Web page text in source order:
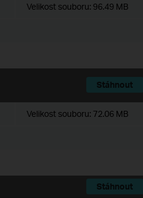
Velikost souboru: 96.49 MB
Stáhnout
Velikost souboru: 72.06 MB
Stáhnout